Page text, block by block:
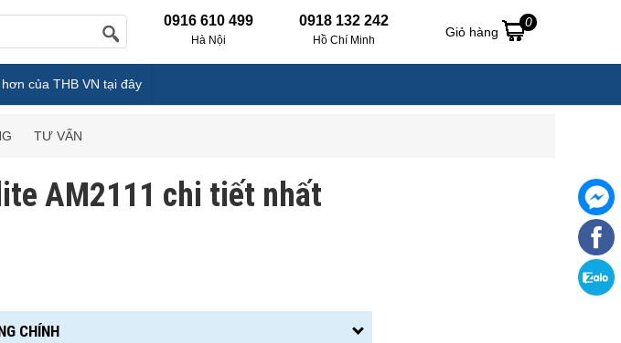
0916 610 499
Hà Nội
0918 132 242
Hồ Chí Minh
Giỏ hàng
0
của THB VN tại đây
TƯ VẤN
AM2111 chi tiết nhất
CHÍNH